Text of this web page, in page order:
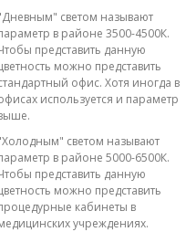
светом называют
в районе 3500-4500К.
представить данную
можно представить
офис. Хотя иногда в
используется и параметр
светом называют
в районе 5000-6500К.
представить данную
можно представить
кабинеты в
учреждениях.